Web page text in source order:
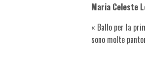
Maria Celeste
« Ballo per la
sono molte